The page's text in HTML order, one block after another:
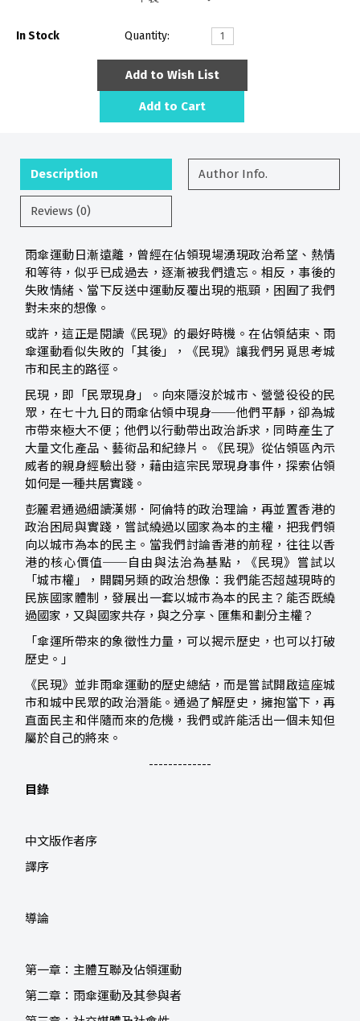
In Stock Quantity:
Add to Wish List
Add to Cart
Description Author Info.
Reviews (0)
雨傘運動日漸遠離，曾經在佔領現場湧現政治希望、熱情
和等待，似乎已成過去，逐漸被我們遺忘。相反，事後的
失敗情緒、當下反送中運動反覆出現的瓶頸，困囿了我們
對未來的想像。
或許，這正是閱讀《民現》的最好時機。在佔領結束、雨
傘運動看似失敗的「其後」，《民現》讓我們另覓思考城
市和民主的路徑。
民現，即「民眾現身」。向來隱沒於城市、營營役役的民
眾，在七十九日的雨傘佔領中現身──他們平靜，卻為城
市帶來極大不便；他們以行動帶出政治訴求，同時產生了
大量文化產品、藝術品和紀錄片。《民現》從佔領區內示
威者的親身經驗出發，藉由這宗民眾現身事件，探索佔領
如何是一種共居實踐。
彭麗君通過細讀漢娜．阿倫特的政治理論，再並置香港的
政治困局與實踐，嘗試繞過以國家為本的主權，把我們領
向以城市為本的民主。當我們討論香港的前程，往往以香
港的核心價值──自由與法治為基點，《民現》嘗試以
「城市權」，開闢另類的政治想像：我們能否超越現時的
民族國家體制，發展出一套以城市為本的民主？能否既繞
過國家，又與國家共存，與之分享、匯集和劃分主權？
「傘運所帶來的象徵性力量，可以揭示歷史，也可以打破
歷史。」
《民現》並非雨傘運動的歷史總結，而是嘗試開啟這座城
市和城中民眾的政治潛能。通過了解歷史，擁抱當下，再
直面民主和伴隨而來的危機，我們或許能活出一個未知但
屬於自己的將來。
-------------
目錄
中文版作者序
譯序
導論
第一章：主體互聯及佔領運動
第二章：雨傘運動及其參與者